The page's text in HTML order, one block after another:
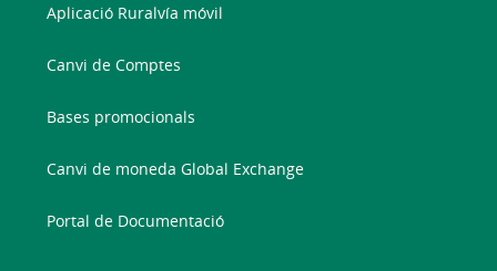
Aplicació Ruralvía móvil
Canvi de Comptes
Bases promocionals
Canvi de moneda Global Exchange
Portal de Documentació